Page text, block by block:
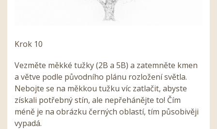
Krok 10
Vezměte měkké tužky (2B a 5B) a zatemněte kmen
a větve podle původního plánu rozložení světla.
Nebojte se na měkkou tužku víc zatlačit, abyste
získali potřebný stín, ale nepřehánějte to! Čím
méně je na obrázku černých oblastí, tím působivěji
vypadá.